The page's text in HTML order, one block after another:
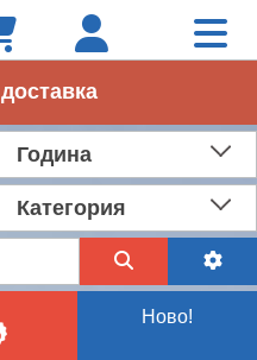
Година
Категория
Ново!